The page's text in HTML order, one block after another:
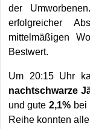
der
erfolgreicher
mittelmäßigen
Bestwert.
Um 20:15 Uhr
nachtschwarze
und gute2,1% bei
Reihe konnten